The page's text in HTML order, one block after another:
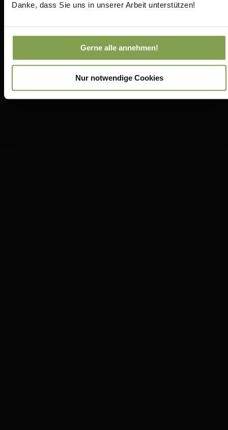
Danke, dass Sie uns in unserer Arbeit unterstützen!
Gerne alle annehmen!
Nur notwendige Cookies